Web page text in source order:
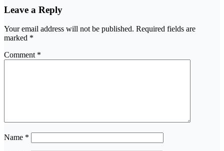
Leave a Reply
Your email address will not be published. Required fields are
marked *
Comment *
Name *